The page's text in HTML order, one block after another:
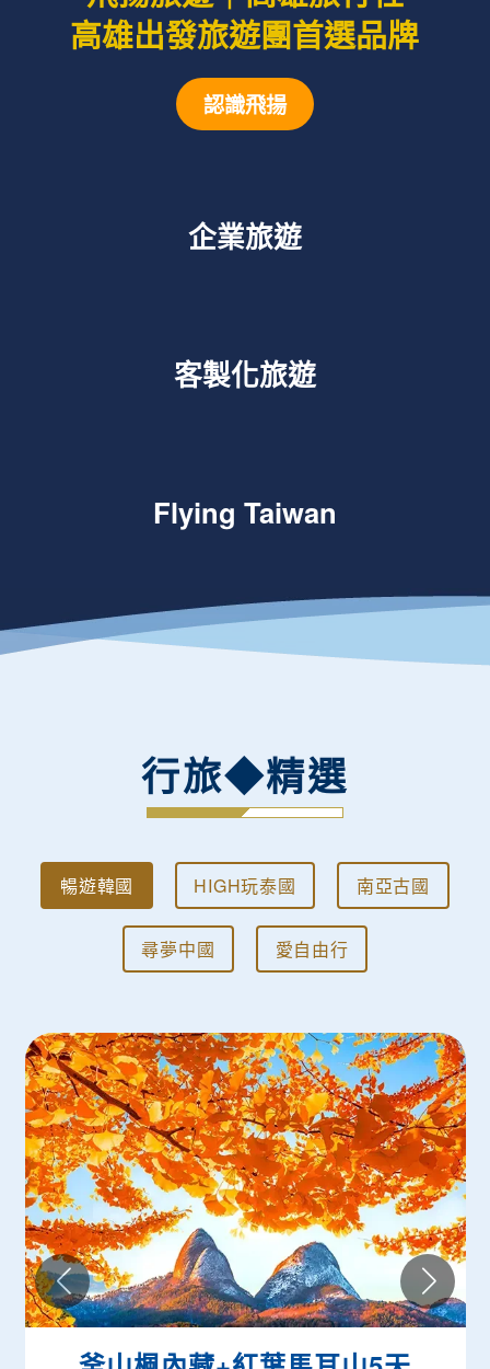
高雄出發旅遊團首選品牌
認識飛揚
企業旅遊
客製化旅遊
Flying Taiwan
行旅◆精選
暢遊韓國 HIGH玩泰國 南亞古國
尋夢中國 愛自由行